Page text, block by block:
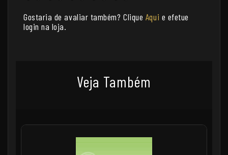
Gostaria de avaliar também? Clique Aqui e efetue
login na loja.
Veja Também